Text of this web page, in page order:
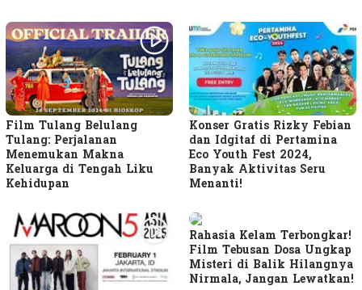
Film Tulang Belulang
Tulang: Perjalanan
Menemukan Makna
Keluarga di Tengah Liku
Kehidupan
Konser Gratis Rizky Febian
dan Idgitaf di Pertamina
Eco Youth Fest 2024,
Banyak Aktivitas Seru
Menanti!
Rahasia Kelam Terbongkar!
Film Tebusan Dosa Ungkap
Misteri di Balik Hilangnya
Nirmala, Jangan Lewatkan!